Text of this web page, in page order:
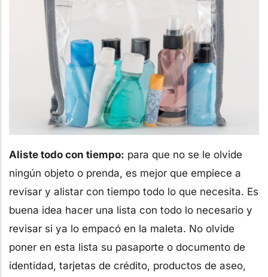
Aliste todo con tiempo: para que no se le olvide
ningún objeto o prenda, es mejor que empiece a
revisar y alistar con tiempo todo lo que necesita. Es
buena idea hacer una lista con todo lo necesario y
revisar si ya lo empacó en la maleta. No olvide
poner en esta lista su pasaporte o documento de
identidad, tarjetas de crédito, productos de aseo,